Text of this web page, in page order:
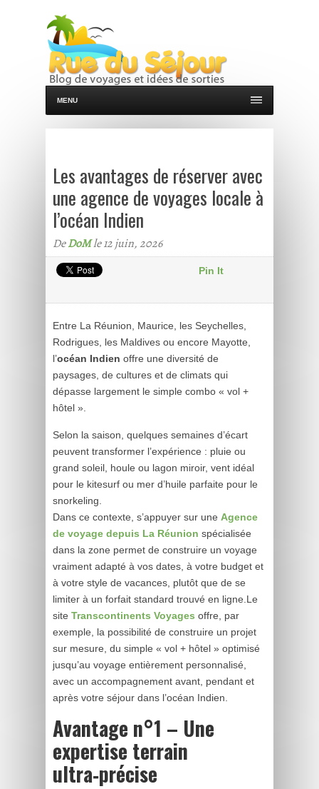
MENU
Les avantages de réserver avec
une agence de voyages locale à
l’océan Indien
DeDoMle 12 juin, 2026
Pin It
Entre La Réunion, Maurice, les Seychelles,
Rodrigues, les Maldives ou encore Mayotte,
l’océan Indien offre une diversité de
paysages, de cultures et de climats qui
dépasse largement le simple combo « vol +
hôtel ».
Selon la saison, quelques semaines d’écart
peuvent transformer l’expérience : pluie ou
grand soleil, houle ou lagon miroir, vent idéal
pour le kitesurf ou mer d’huile parfaite pour le
snorkeling.
Dans ce contexte, s’appuyer sur une Agence
de voyage depuis La Réunion spécialisée
dans la zone permet de construire un voyage
vraiment adapté à vos dates, à votre budget et
à votre style de vacances, plutôt que de se
limiter à un forfait standard trouvé en ligne.Le
site Transcontinents Voyages offre, par
exemple, la possibilité de construire un projet
sur mesure, du simple « vol + hôtel » optimisé
jusqu’au voyage entièrement personnalisé,
avec un accompagnement avant, pendant et
après votre séjour dans l’océan Indien.
Avantage n°1 – Une
expertise terrain
ultra‑précise